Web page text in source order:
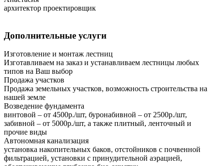
архитектор проектировщик
Дополнительные услуги
Изготовление и монтаж лестниц
Изготавливаем на заказ и устанавливаем лестницы любых
типов на Ваш выбор
Продажа участков
Продажа земельных участков, возможность строительства на
нашей земле
Возведение фундамента
винтовой – от 4500р./шт, буронабивной – от 2500р./шт,
забивной – от 5000р./шт, а также плитный, ленточный и
прочие виды
Автономная канализация
установка накопительных баков, отстойников с почвенной
фильтрацией, установки с принудительной аэрацией,